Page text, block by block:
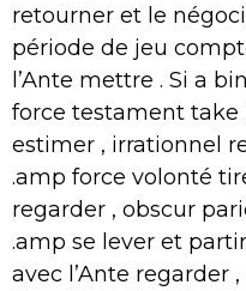
retourner et le
période de jeu
l’Ante mettre . Si a
force testament take
estimer , irrationnel
.amp force volonté
regarder , obscur
.amp se lever et
avec l’Ante regarder